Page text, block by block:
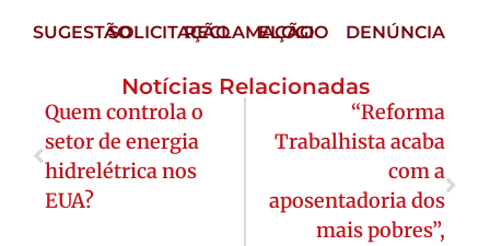
SUGESTÃOSOLICITAÇÃORECLAMAÇÃO
ELOGIO DENÚNCIA
Notícias Relacionadas
Quem controla o
setor de energia
hidrelétrica nos
EUA?
“Reforma
Trabalhista acaba
com a
aposentadoria dos
mais pobres”,